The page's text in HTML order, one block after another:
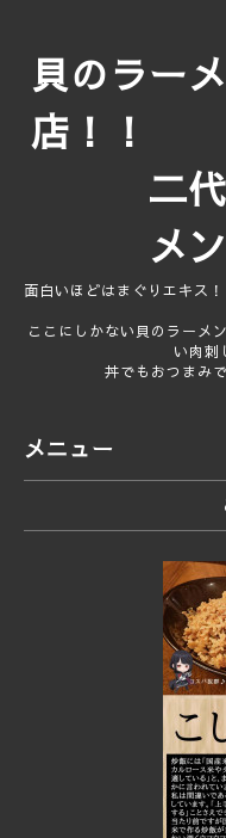
貝のラー
店
二代目
メ
面白いほどはまぐりエキス
ここにしかない貝のラーメ
い肉刺
丼でもおつまみ
メニュー